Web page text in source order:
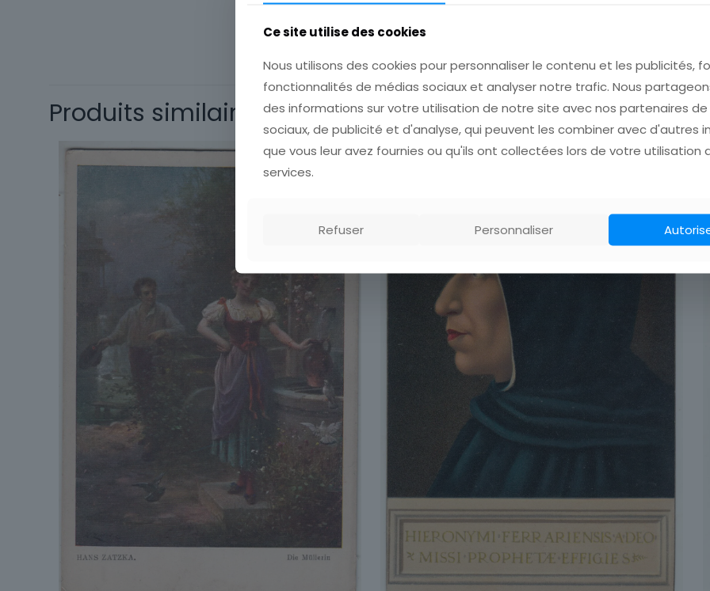
Département
Origine
Produits similaires
Ce site utilise des cookies
Nous utilisons des cookies pour personnaliser le contenu et les publicités,
fonctionnalités de médias sociaux et analyser notre trafic. Nous
des informations sur votre utilisation de notre site avec nos partenaires
sociaux, de publicité et d'analyse, qui peuvent les combiner avec d'autres
que vous leur avez fournies ou qu'ils ont collectées lors de votre utilisation
services.
Refuser Personnaliser